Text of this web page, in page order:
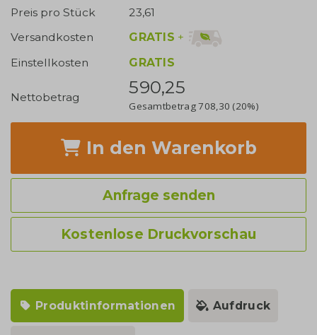
Preis pro Stück
23,61
Versandkosten
GRATIS +
Einstellkosten
GRATIS
Nettobetrag 590,25
Gesamtbetrag708,30 (20%)
In den Warenkorb
Anfrage senden
Kostenlose Druckvorschau
Produktinformationen Aufdruck